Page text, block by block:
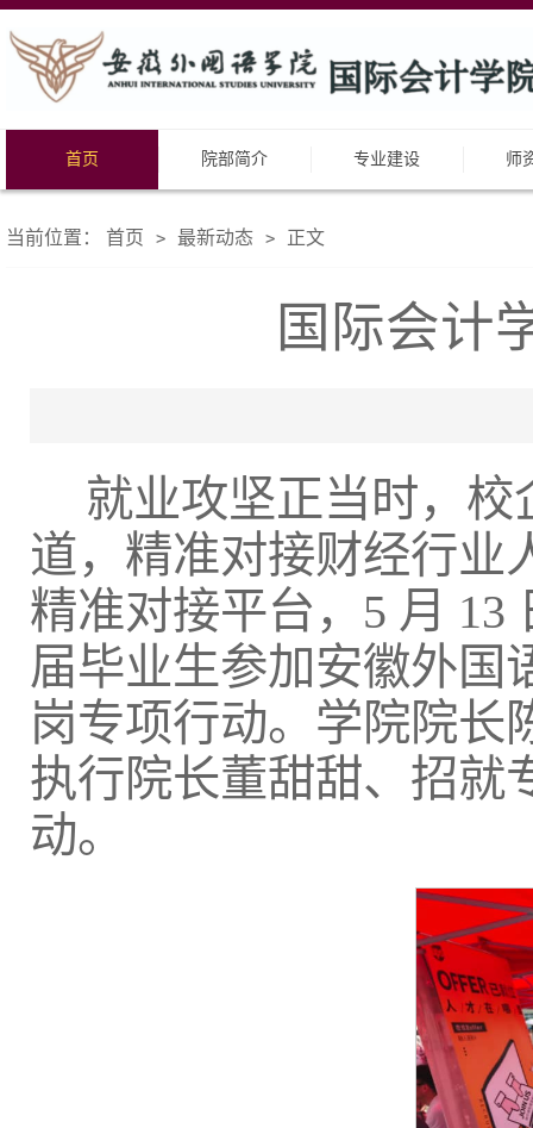
首页 院部简介 专业建设 师
当前位置： 首页 > 最新动态 > 正文
国际会计
就业攻坚正当时，
道，精准对接财经行业
精准对接平台，5 月 13
届毕业生参加安徽外国
岗专项行动。学院院长
执行院长董甜甜、招就
动。